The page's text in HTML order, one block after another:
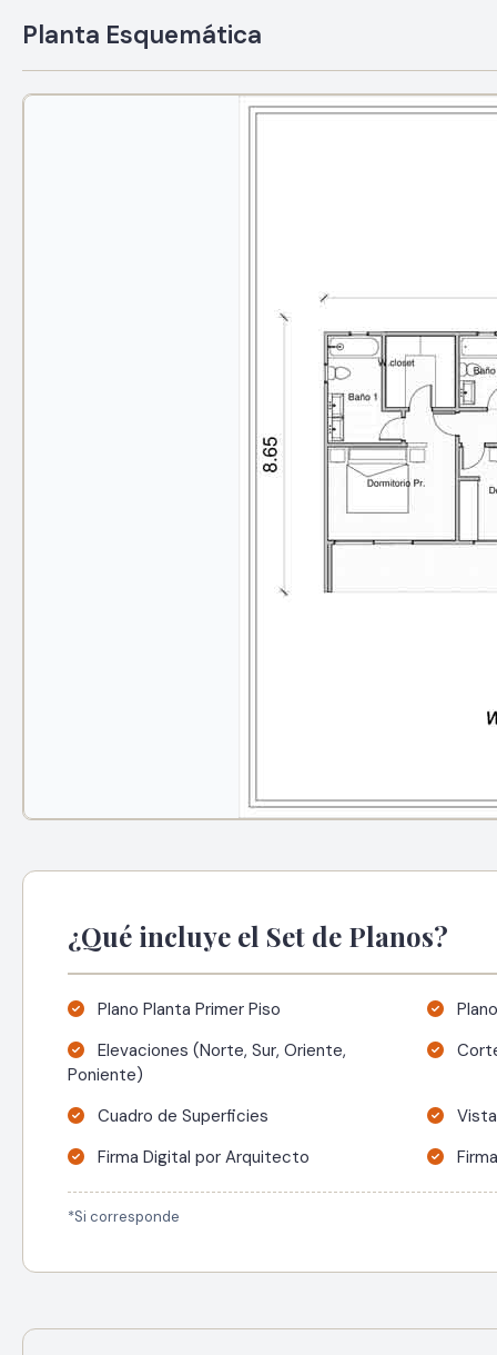
Planta Esquemática
¿Qué incluye el Set de Planos?
Plano Planta Primer Piso
Elevaciones (Norte, Sur, Oriente,
Poniente)
Cuadro de Superficies
Firma Digital por Arquitecto
*Si corresponde